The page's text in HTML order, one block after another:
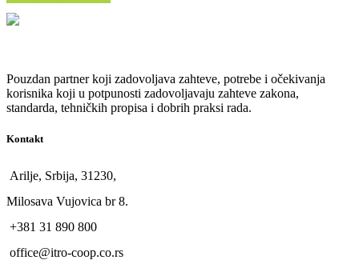
Pouzdan partner koji zadovoljava zahteve, potrebe i očekivanja
korisnika koji u potpunosti zadovoljavaju zahteve zakona,
standarda, tehničkih propisa i dobrih praksi rada.
Kontakt
Arilje, Srbija, 31230,
Milosava Vujovica br 8.
+381 31 890 800
office@itro-coop.co.rs